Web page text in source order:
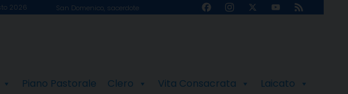
2026 San Domenico, sacerdote FacebookInstagram
X
YouTube
Feed
Piano Pastorale Clero Vita Consacrata
Laicato